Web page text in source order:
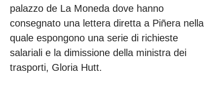
palazzo de La Moneda dove hanno
consegnato una lettera diretta a Piñera nella
quale espongono una serie di richieste
salariali e la dimissione della ministra dei
trasporti, Gloria Hutt.